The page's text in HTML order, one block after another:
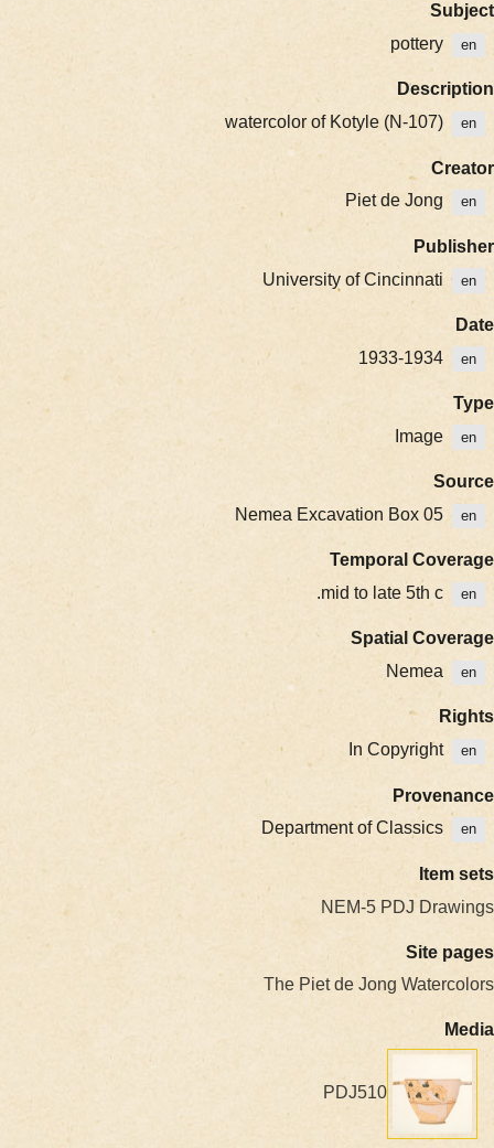
pottery
watercolor of Kotyle (N-107)
Piet de Jong
University of Cincinnati
1933-1934
Image
Nemea Excavation Box 05
Temporal
mid to late 5th c.
Spatial
Nemea
In Copyright
Department of Classics
NEM-5 PDJ
Site
The Piet de Jong
PDJ510